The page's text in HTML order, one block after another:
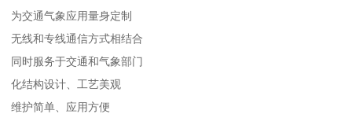
为交通气象应用量身定制
无线和专线通信方式相结合
同时服务于交通和气象部门
化结构设计、工艺美观
维护简单、应用方便